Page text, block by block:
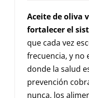
Aceite de oliva
fortalecer el
que cada vez
frecuencia, y no
donde la salud
prevención
nunca, los